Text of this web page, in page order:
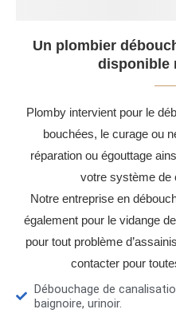
Un plombier
disponible
Plomby intervient pour le
bouchées, le curage ou
réparation ou égouttage
votre système de
Notre entreprise en
également pour le vidange
pour tout problème
contacter pour
Débouchage de
baignoire, urinoir.